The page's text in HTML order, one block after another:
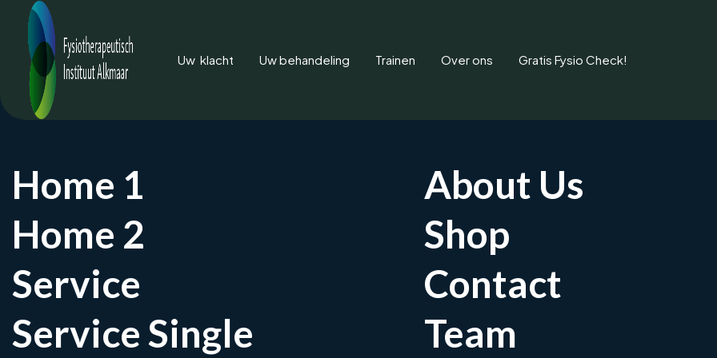
Home 1
Home 2
Service
Service Single
About Us
Shop
Contact
Team
Uw klacht Uw behandeling Trainen Over ons Gratis Fysio Check!
rugpijn door werk of
Afspraak maken